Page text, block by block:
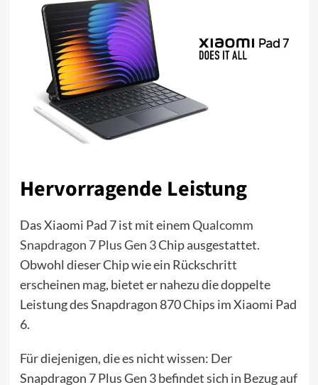
Hervorragende Leistung
Das Xiaomi Pad 7 ist mit einemQualcomm
Snapdragon 7 Plus Gen 3Chip ausgestattet.
Obwohl dieser Chip wie ein Rückschritt
erscheinen mag, bietet er nahezu die doppelte
Leistung des Snapdragon 870 Chips im Xiaomi Pad
6.
Für diejenigen, die es nicht wissen: Der
Snapdragon 7 Plus Gen 3 befindet sich in Bezug auf